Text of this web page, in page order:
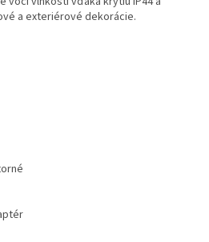
a exteriérové dekorácie.